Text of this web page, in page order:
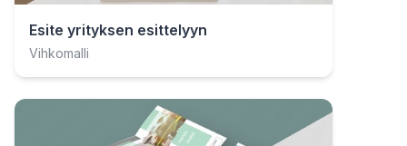
Esite yrityksen esittelyyn
Vihkomalli